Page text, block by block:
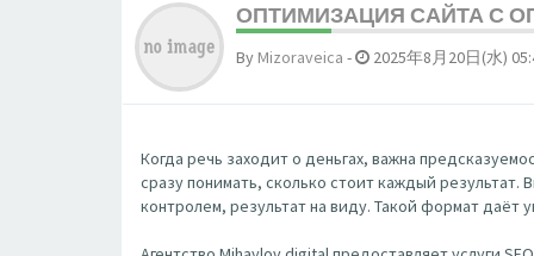
ОПТИМИЗАЦИЯ САЙТА С
By Mizoraveica - 2025年8月20日(水)
Когда речь заходит о деньгах, важна
сразу понимать, сколько стоит каждый
контролем, результат на виду. Такой формат даёт